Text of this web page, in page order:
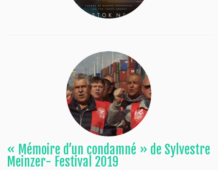
« Mémoire d’un condamné » de Sylvestre
Meinzer- Festival 2019